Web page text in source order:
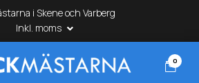
i Skene och Varberg
Inkl. moms
0